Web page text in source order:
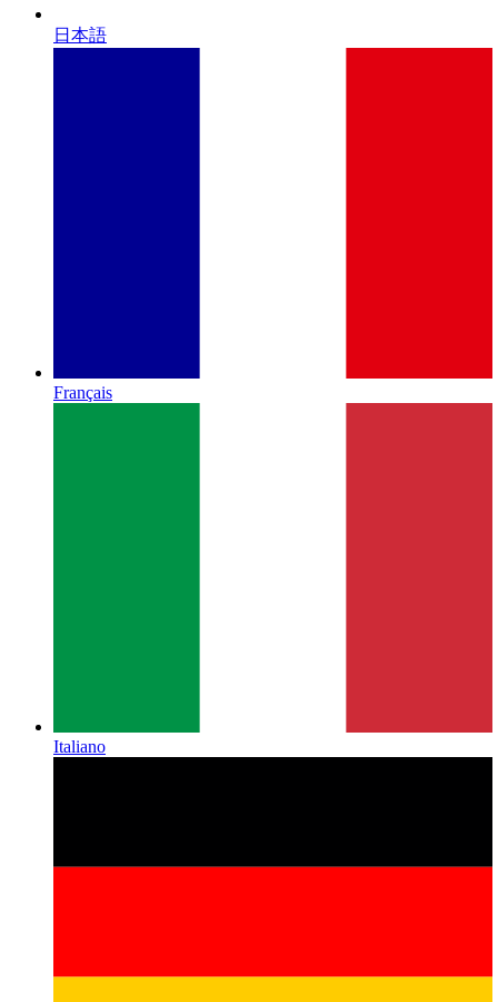
日本語
Français
Italiano